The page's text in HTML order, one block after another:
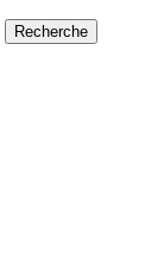
Recherche